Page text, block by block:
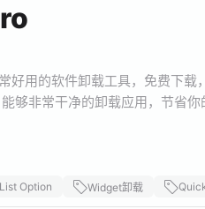
好用的软件卸载工具，免费下
够非常干净的卸载应用，节省
List Option Widget卸载